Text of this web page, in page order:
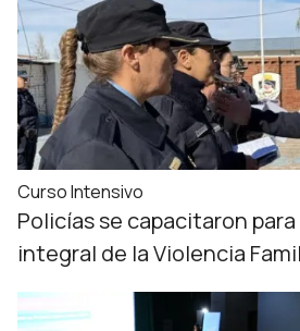
Curso Intensivo
Policías se capacitaron
integral de la Violencia